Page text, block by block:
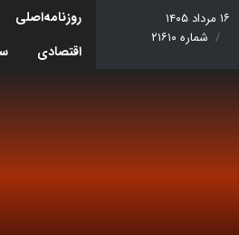
۱۶ مرداد ۱۴۰۵
شماره ۲۱۶۱۰
روزنامه‌اصلی
اقتصادی